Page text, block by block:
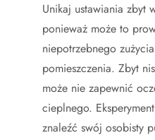
Unikaj ustawiania zbyt
ponieważ może to
niepotrzebnego
pomieszczenia. Zbyt
może nie zapewnić
cieplnego.
znaleźć swój osobisty